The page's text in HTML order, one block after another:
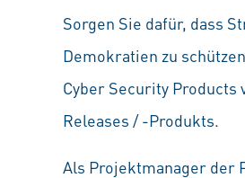
Sorgen Sie dafür, dass
Demokratien zu
Cyber Security
Releases / -Produkts.
Als Projektmanager der